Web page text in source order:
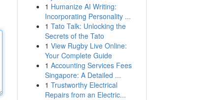
1 Humanize AI Writing:
Incorporating Personality ...
1 Tato Talk: Unlocking the
Secrets of the Tato
1 View Rugby Live Online:
Your Complete Guide
1 Accounting Services Fees
Singapore: A Detailed ...
1 Trustworthy Electrical
Repairs from an Electric...